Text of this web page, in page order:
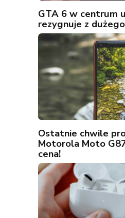
GTA 6 w centrum
rezygnuje z
Ostatnie chwile
Motorola Moto
cena!